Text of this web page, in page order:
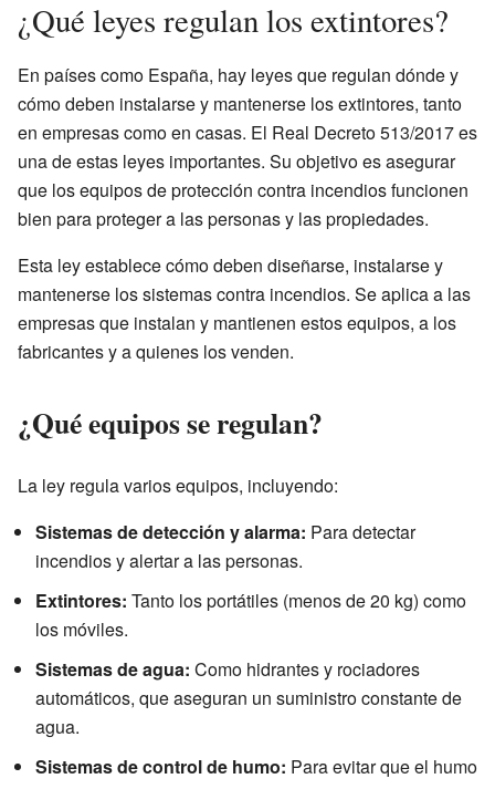
¿Qué leyes regulan los extintores?
En países como España, hay leyes que regulan dónde y
cómo deben instalarse y mantenerse los extintores, tanto
en empresas como en casas. El Real Decreto 513/2017 es
una de estas leyes importantes. Su objetivo es asegurar
que los equipos de protección contra incendios funcionen
bien para proteger a las personas y las propiedades.
Esta ley establece cómo deben diseñarse, instalarse y
mantenerse los sistemas contra incendios. Se aplica a las
empresas que instalan y mantienen estos equipos, a los
fabricantes y a quienes los venden.
¿Qué equipos se regulan?
La ley regula varios equipos, incluyendo:
Sistemas de detección y alarma: Para detectar
incendios y alertar a las personas.
Extintores: Tanto los portátiles (menos de 20 kg) como
los móviles.
Sistemas de agua: Como hidrantes y rociadores
automáticos, que aseguran un suministro constante de
agua.
Sistemas de control de humo: Para evitar que el humo